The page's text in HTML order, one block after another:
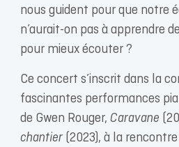
nous guident pour que notre
n’aurait-on pas à apprendre
pour mieux écouter ?
Ce concert s’inscrit dans la
fascinantes performances
de Gwen Rouger, Caravane
chantier(2023), à la